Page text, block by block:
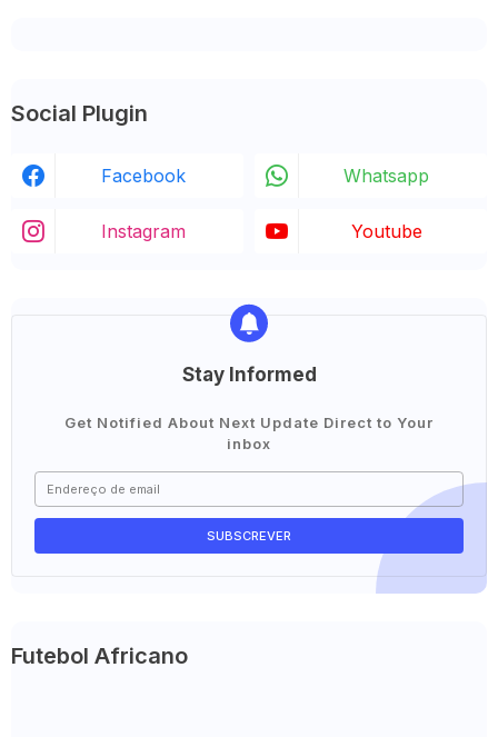
Social Plugin
Facebook Whatsapp
Instagram Youtube
Stay Informed
Get Notified About Next Update Direct to Your
inbox
Futebol Africano